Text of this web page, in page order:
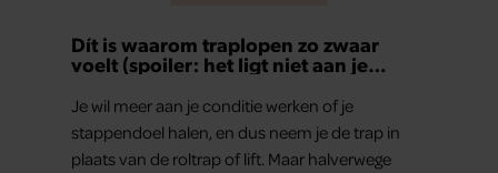
Dít is waarom traplopen zo zwaar
voelt (spoiler: het ligt niet aan je
Je wil meer aan je conditie werken of je
stappendoel halen, en dus neem je de trap in
plaats van de roltrap of lift. Maar halverwege